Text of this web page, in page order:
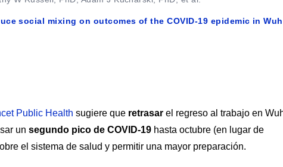
social mixing on outcomes of the COVID-19 epidemic in
Public Health sugiere que retrasar el regreso al trabajo en
un segundo pico de COVID-19 hasta octubre (en lugar de
el sistema de salud y permitir una mayor preparación.